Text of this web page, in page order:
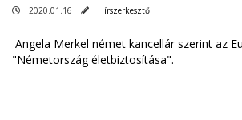
2020.01.16 Hírszerkesztő
Angela Merkel német kancellár szerint az
"Németország életbiztosítása".